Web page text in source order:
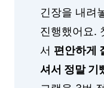
긴장을 내려
진행했어요.
서 편안하게
셔서 정말 기